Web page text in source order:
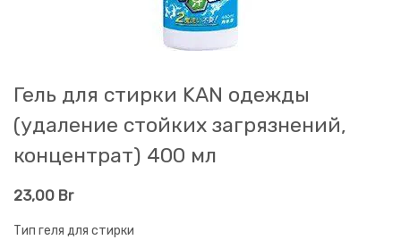
Гель для стирки KAN одежды
(удаление стойких загрязнений,
концентрат) 400 мл
23,00 Br
Тип геля для стирки